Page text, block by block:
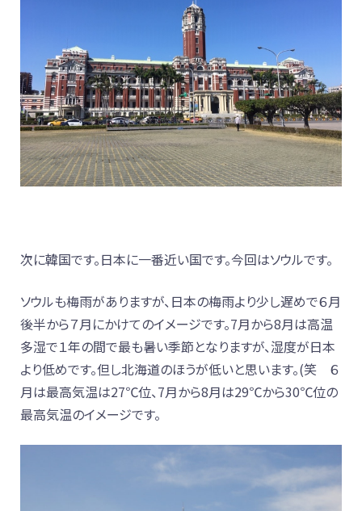
次に韓国です。日本に一番近い国です。今回はソウルです。
ソウルも梅雨がありますが、日本の梅雨より少し遅めで６月
後半から７月にかけてのイメージです。7月から8月は高温
多湿で１年の間で最も暑い季節となりますが、湿度が日本
より低めです。但し北海道のほうが低いと思います。(笑 ６
月は最高気温は27℃位、7月から8月は29℃から30℃位の
最高気温のイメージです。